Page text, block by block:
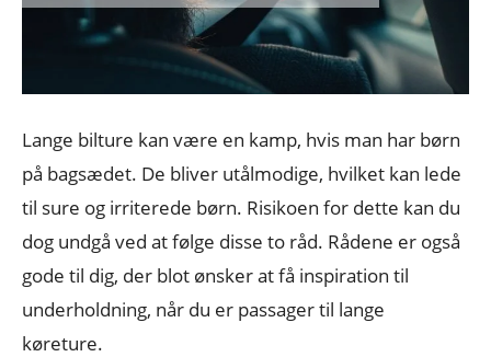
Lange bilture kan være en kamp, hvis man har børn
på bagsædet. De bliver utålmodige, hvilket kan lede
til sure og irriterede børn. Risikoen for dette kan du
dog undgå ved at følge disse to råd. Rådene er også
gode til dig, der blot ønsker at få inspiration til
underholdning, når du er passager til lange
køreture.